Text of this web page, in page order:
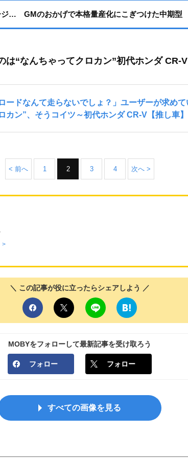
ジ… GMのおかげで本格量産化にこぎつけた中期型
は“なんちゃってクロカン”初代ホンダ CR-V
< 前へ 1 2 3 4 次へ >
>
＼ この記事が役に立ったらシェアしよう ／
MOBYをフォローして最新記事を受け取ろう
フォロー フォロー
すべての画像を見る